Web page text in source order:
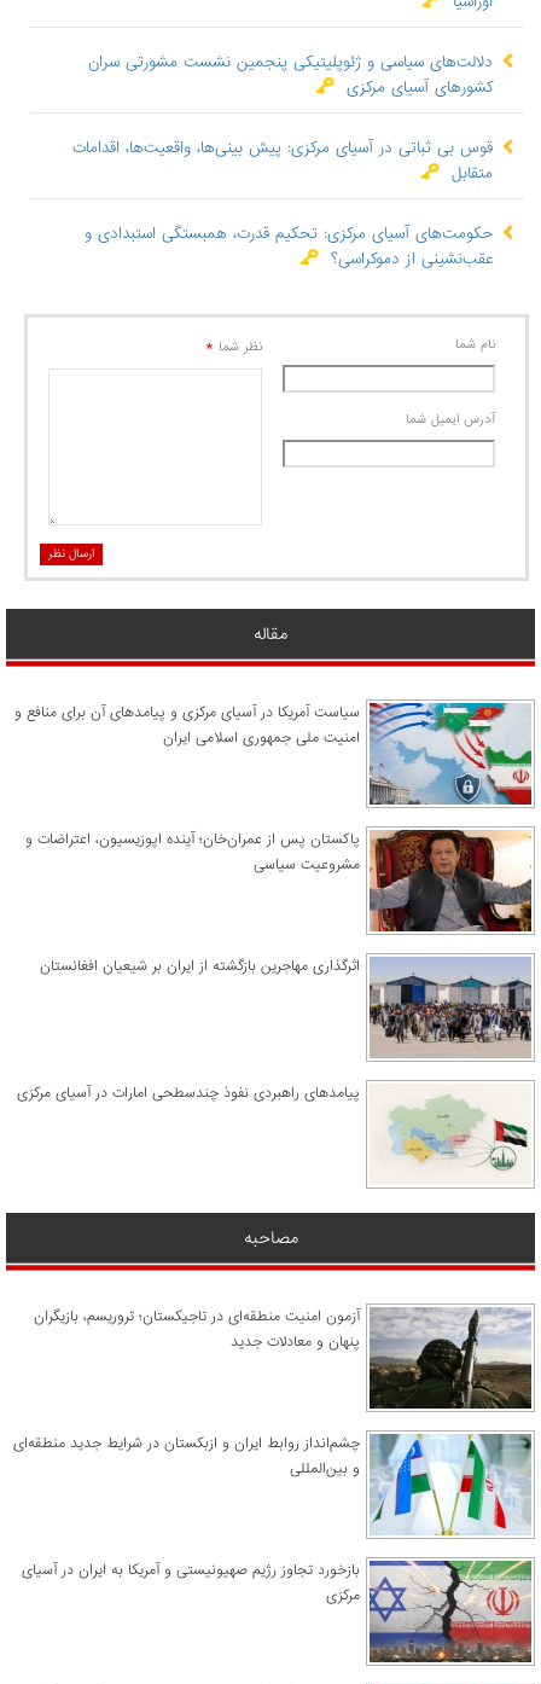
دلالت‌های سیاسی و ژئوپلیتیکی پنجمین نشست مشورتی سران
کشورهای آسیای مرکزی
قوس بی ثباتی در آسیای مرکزی: پیش بینی‌ها، واقعیت‌ها، اقدامات
متقابل
حکومت‌های آسیای مرکزی: تحکیم قدرت، همبستگی استبدادی و
عقب‌نشینی از دموکراسی؟
نام شما
آدرس ايميل شما
نظر شما *
ارسال نظر
مقاله
سیاست آمریکا در آسیای مرکزی و پیامدهای آن برای منافع و
امنیت ملی جمهوری اسلامی ایران
پاکستان پس از عمران‌خان؛ آینده اپوزیسیون، اعتراضات و
مشروعیت سیاسی
اثرگذاری مهاجرین بازگشته از ایران بر شیعیان افغانستان
پیامدهای راهبردی نفوذ چندسطحی امارات در آسیای مرکزی
مصاحبه
آزمون امنیت منطقه‌ای در تاجیکستان؛ تروریسم، بازیگران
پنهان و معادلات جدید
چشم‌انداز روابط ایران و ازبکستان در شرایط جدید منطقه‌ای
و بین‌المللی
​بازخورد تجاوز رژیم صهیونیستی و آمریکا به ایران در آسیای
مرکزی